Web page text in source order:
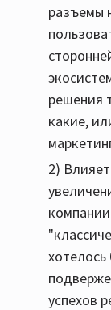
разъемы
решения
какие,
2)
успехов